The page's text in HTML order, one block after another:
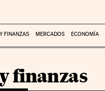
FINANZAS MERCADOS ECONOMÍA
finanzas